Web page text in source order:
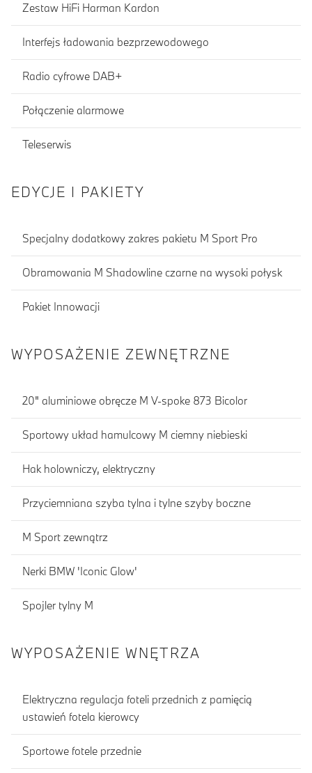
Zestaw HiFi Harman Kardon
Interfejs ładowania bezprzewodowego
Radio cyfrowe DAB+
Połączenie alarmowe
Teleserwis
EDYCJE I PAKIETY
Specjalny dodatkowy zakres pakietu M Sport Pro
Obramowania M Shadowline czarne na wysoki połysk
Pakiet Innowacji
WYPOSAŻENIE ZEWNĘTRZNE
20" aluminiowe obręcze M V-spoke 873 Bicolor
Sportowy układ hamulcowy M ciemny niebieski
Hak holowniczy, elektryczny
Przyciemniana szyba tylna i tylne szyby boczne
M Sport zewnątrz
Nerki BMW 'Iconic Glow'
Spojler tylny M
WYPOSAŻENIE WNĘTRZA
Elektryczna regulacja foteli przednich z pamięcią
ustawień fotela kierowcy
Sportowe fotele przednie